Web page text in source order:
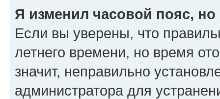
Я изменил часовой пояс,
Если вы уверены, что
летнего времени, но время
значит, неправильно
администратора для